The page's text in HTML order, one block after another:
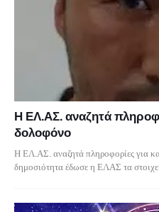
Η ΕΛ.ΑΣ. αναζητά
δολοφόνο
Η ΕΛ.ΑΣ. αναζητά πληροφορίες για
δημοσιότητα έδωσε η ΕΛΑΣ τα